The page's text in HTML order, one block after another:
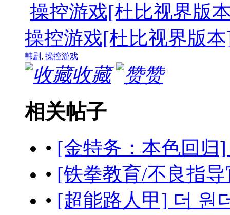
操控游戏[杜比视界版
操控游戏[杜比视界版本
韩剧 , 操控游戏
收藏 赞
相关帖子
• [金特务：本色回归
• [铁拳教育/不良指
• [超能路人甲] 더 원